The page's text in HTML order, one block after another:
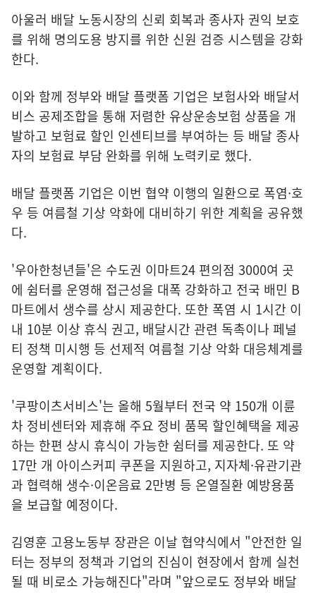
아울러 배달 노동시장의 신뢰 회복과 종사자 권익 보호
를 위해 명의도용 방지를 위한 신원 검증 시스템을 강화
한다.
이와 함께 정부와 배달 플랫폼 기업은 보험사와 배달서
비스 공제조합을 통해 저렴한 유상운송보험 상품을 개
발하고 보험료 할인 인센티브를 부여하는 등 배달 종사
자의 보험료 부담 완화를 위해 노력키로 했다.
배달 플랫폼 기업은 이번 협약 이행의 일환으로 폭염·호
우 등 여름철 기상 악화에 대비하기 위한 계획을 공유했
다.
'우아한청년들'은 수도권 이마트24 편의점 3000여 곳
에 쉼터를 운영해 접근성을 대폭 강화하고 전국 배민 B
마트에서 생수를 상시 제공한다. 또한 폭염 시 1시간 이
내 10분 이상 휴식 권고, 배달시간 관련 독촉이나 페널
티 정책 미시행 등 선제적 여름철 기상 악화 대응체계를
운영할 계획이다.
'쿠팡이츠서비스'는 올해 5월부터 전국 약 150개 이륜
차 정비센터와 제휴해 주요 정비 품목 할인혜택을 제공
하는 한편 상시 휴식이 가능한 쉼터를 제공한다. 또 약
17만 개 아이스커피 쿠폰을 지원하고, 지자체·유관기관
과 협력해 생수·이온음료 2만병 등 온열질환 예방용품
을 보급할 예정이다.
김영훈 고용노동부 장관은 이날 협약식에서 "안전한 일
터는 정부의 정책과 기업의 진심이 현장에서 함께 실천
될 때 비로소 가능해진다"라며 "앞으로도 정부와 배달